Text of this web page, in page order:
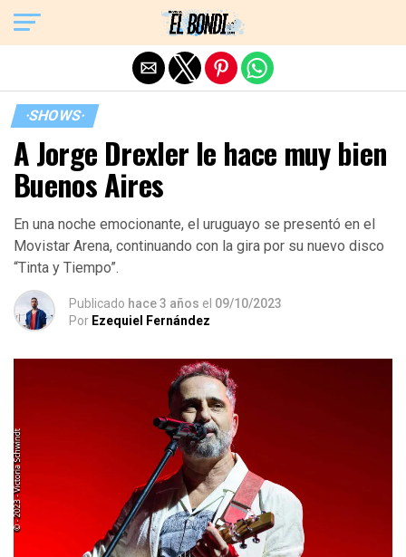
·SHOWS·
A Jorge Drexler le hace muy bien
Buenos Aires
En una noche emocionante, el uruguayo se presentó en el
Movistar Arena, continuando con la gira por su nuevo disco
“Tinta y Tiempo”.
Publicado hace 3 años el 09/10/2023
Por Ezequiel Fernández
Exit mobile version